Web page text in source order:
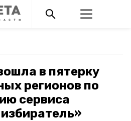
в пятерку
регионов по
сервиса